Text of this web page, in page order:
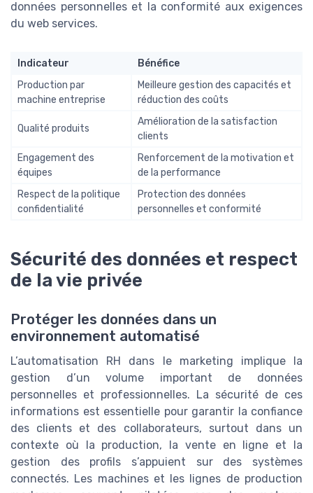
données personnelles et la conformité aux exigences
du web services.
Indicateur
Bénéfice
Production par
machine entreprise
Meilleure gestion des capacités et
réduction des coûts
Qualité produits
Amélioration de la satisfaction
clients
Engagement des
équipes
Renforcement de la motivation et
de la performance
Respect de la politique
confidentialité
Protection des données
personnelles et conformité
Sécurité des données et respect
de la vie privée
Protéger les données dans un
environnement automatisé
L’automatisation RH dans le marketing implique la
gestion d’un volume important de données
personnelles et professionnelles. La sécurité de ces
informations est essentielle pour garantir la confiance
des clients et des collaborateurs, surtout dans un
contexte où la production, la vente en ligne et la
gestion des profils s’appuient sur des systèmes
connectés. Les machines et les lignes de production